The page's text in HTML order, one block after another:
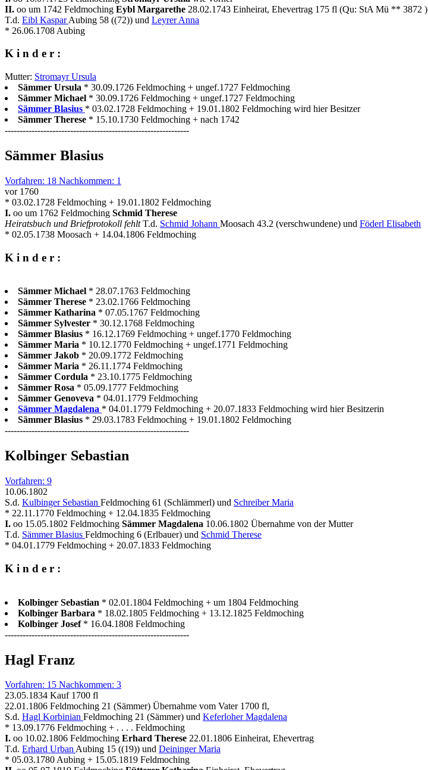
II. oo um 1742 Feldmoching Eybl Margarethe 28.02.1743 Einheirat, Ehevertrag 175 fl (Qu: StA Mü ** 3872 )
T.d. Eibl KasparAubing 58 ((72)) und Leyrer Anna
* 26.06.1708 Aubing
K i n d e r :
Mutter: Stromayr Ursula
Sämmer Ursula * 30.09.1726 Feldmoching + ungef.1727 Feldmoching
Sämmer Michael * 30.09.1726 Feldmoching + ungef.1727 Feldmoching
Sämmer Blasius * 03.02.1728 Feldmoching + 19.01.1802 Feldmoching wird hier Besitzer
Sämmer Therese * 15.10.1730 Feldmoching + nach 1742
--------------------------------------------------------------
Sämmer Blasius
Vorfahren: 18 Nachkommen: 1
vor 1760
* 03.02.1728 Feldmoching + 19.01.1802 Feldmoching
I. oo um 1762 Feldmoching Schmid Therese
Heiratsbuch und Briefprotokoll fehltT.d. Schmid Johann Moosach 43.2 (verschwundene) und Föderl Elisabeth
* 02.05.1738 Moosach + 14.04.1806 Feldmoching
K i n d e r :
Sämmer Michael * 28.07.1763 Feldmoching
Sämmer Therese * 23.02.1766 Feldmoching
Sämmer Katharina * 07.05.1767 Feldmoching
Sämmer Sylvester * 30.12.1768 Feldmoching
Sämmer Blasius * 16.12.1769 Feldmoching + ungef.1770 Feldmoching
Sämmer Maria * 10.12.1770 Feldmoching + ungef.1771 Feldmoching
Sämmer Jakob * 20.09.1772 Feldmoching
Sämmer Maria * 26.11.1774 Feldmoching
Sämmer Cordula * 23.10.1775 Feldmoching
Sämmer Rosa * 05.09.1777 Feldmoching
Sämmer Genoveva * 04.01.1779 Feldmoching
Sämmer Magdalena * 04.01.1779 Feldmoching + 20.07.1833 Feldmoching wird hier Besitzerin
Sämmer Blasius * 29.03.1783 Feldmoching + 19.01.1802 Feldmoching
--------------------------------------------------------------
Kolbinger Sebastian
Vorfahren: 9
10.06.1802
S.d. Kulbinger Sebastian Feldmoching 61 (Schlämmerl) und Schreiber Maria
* 22.11.1770 Feldmoching + 12.04.1835 Feldmoching
I. oo 15.05.1802 Feldmoching Sämmer Magdalena 10.06.1802 Übernahme von der Mutter
T.d. Sämmer Blasius Feldmoching 6 (Erlbauer) und Schmid Therese
* 04.01.1779 Feldmoching + 20.07.1833 Feldmoching
K i n d e r :
Kolbinger Sebastian * 02.01.1804 Feldmoching + um 1804 Feldmoching
Kolbinger Barbara * 18.02.1805 Feldmoching + 13.12.1825 Feldmoching
Kolbinger Josef * 16.04.1808 Feldmoching
--------------------------------------------------------------
Hagl Franz
Vorfahren: 15 Nachkommen: 3
23.05.1834 Kauf 1700 fl
22.01.1806 Feldmoching 21 (Sämmer) Übernahme vom Vater 1700 fl,
S.d. Hagl Korbinian Feldmoching 21 (Sämmer) und Keferloher Magdalena
* 13.09.1776 Feldmoching + . . . . Feldmoching
I. oo 10.02.1806 Feldmoching Erhard Therese 22.01.1806 Einheirat, Ehevertrag
T.d. Erhard UrbanAubing 15 ((19)) und Deininger Maria
* 05.03.1780 Aubing + 15.05.1819 Feldmoching